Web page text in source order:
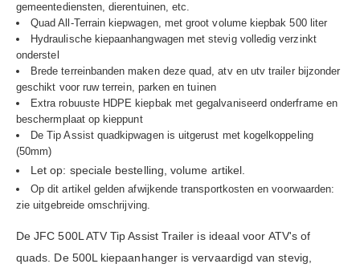
gemeentediensten, dierentuinen, etc.
Quad All-Terrain kiepwagen, met groot volume kiepbak 500 liter
Hydraulische kiepaanhangwagen met stevig volledig verzinkt
onderstel
Brede terreinbanden maken deze quad, atv en utv trailer bijzonder
geschikt voor ruw terrein, parken en tuinen
Extra robuuste HDPE kiepbak met gegalvaniseerd onderframe en
beschermplaat op kieppunt
De Tip Assist quadkipwagen is uitgerust met kogelkoppeling
(50mm)
Let op: speciale bestelling, volume artikel.
Op dit artikel gelden afwijkende transportkosten en voorwaarden:
zie uitgebreide omschrijving.
De JFC 500L ATV Tip Assist Trailer is ideaal voor ATV's of
quads. De 500L kiepaanhanger is vervaardigd van stevig,